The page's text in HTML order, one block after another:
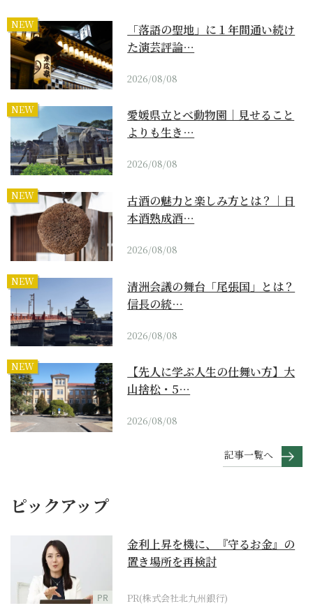
NEW
「落語の聖地」に１年間通い続け
た演芸評論…
2026/08/08
NEW
愛媛県立とべ動物園｜見せること
よりも生き…
2026/08/08
NEW
古酒の魅力と楽しみ方とは？｜日
本酒熟成酒…
2026/08/08
NEW
清洲会議の舞台「尾張国」とは？
信長の統…
2026/08/08
NEW
【先人に学ぶ人生の仕舞い方】大
山捨松・5…
2026/08/08
記事一覧へ
ピックアップ
PR
金利上昇を機に、『守るお金』の
置き場所を再検討
PR(株式会社北九州銀行)